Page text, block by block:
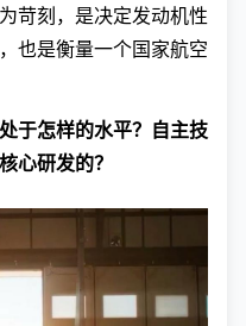
苛刻，是决定发动机性
也是衡量一个国家航空
于怎样的水平？自主技
心研发的？